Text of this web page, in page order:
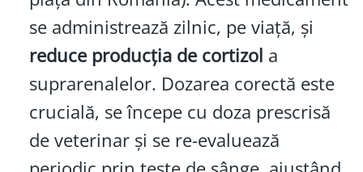
se administrează zilnic, pe viață, și
reduce producția de cortizol a
suprarenalelor. Dozarea corectă este
crucială, se începe cu doza prescrisă
de veterinar și se re-evaluează